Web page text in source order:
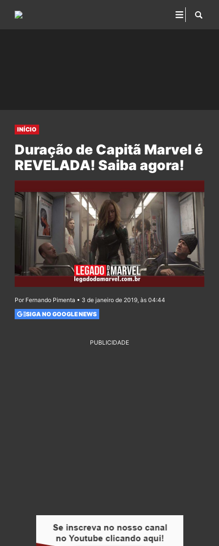
INÍCIO
Duração de Capitã Marvel é
REVELADA! Saiba agora!
Por Fernando Pimenta • 3 de janeiro de 2019, às 04:44
SIGA NO GOOGLE NEWS
PUBLICIDADE